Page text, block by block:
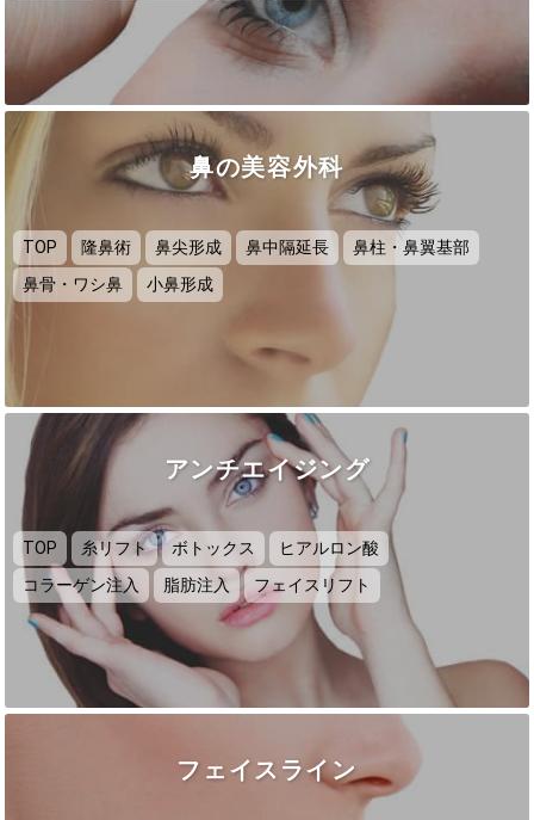
鼻の美容外科
TOP 隆鼻術 鼻尖形成 鼻中隔延長
鼻柱・鼻翼基部
鼻骨・ワシ鼻
小鼻形成
アンチエイジング
TOP 糸リフト ボトックス
ヒアルロン酸
コラーゲン注入
脂肪注入 フェイスリフト
フェイスライン